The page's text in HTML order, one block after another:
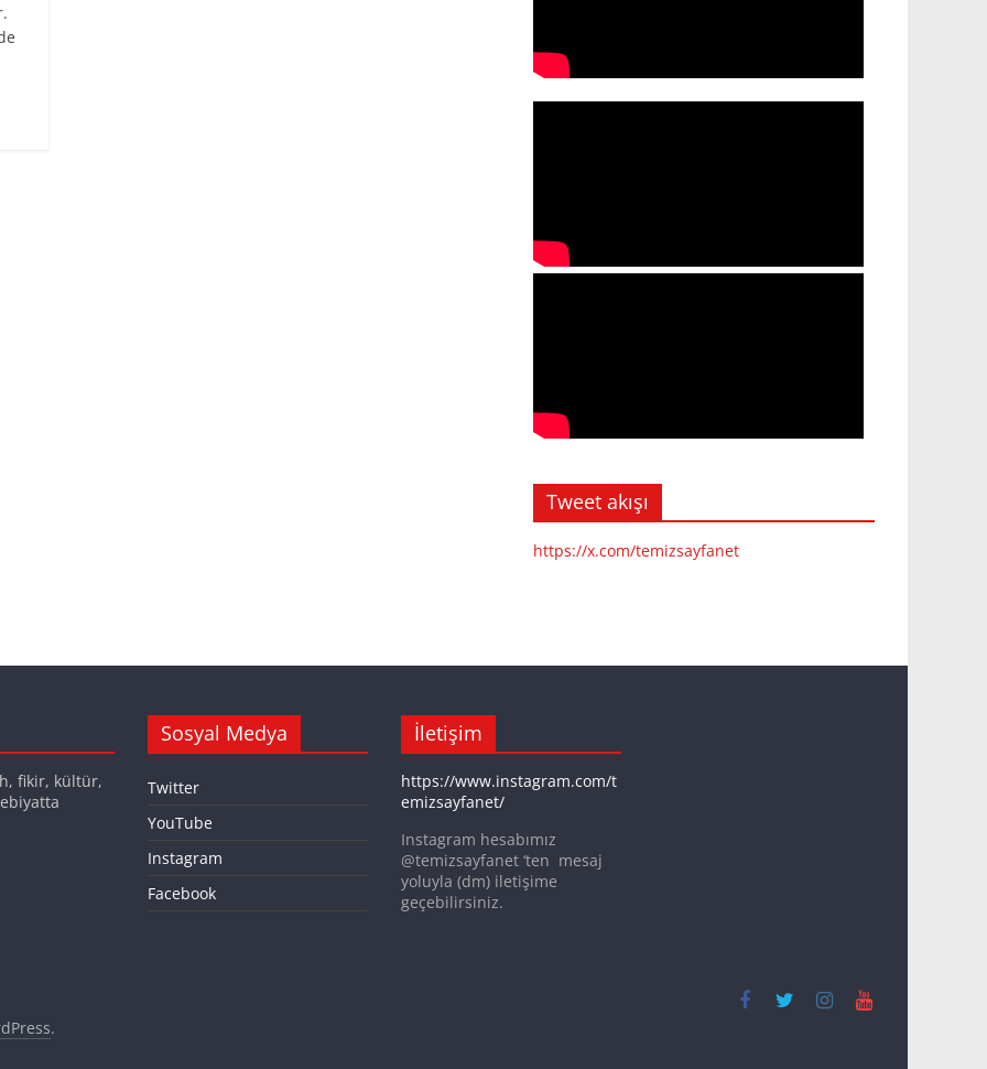
Tweet akışı
https://x.com/temizsayfanet
fikir, kültür,
Sosyal Medya
Twitter
YouTube
Instagram
Facebook
İletişim
https://www.instagram.com/t
emizsayfanet/
Instagram hesabımız
@temizsayfanet ‘ten mesaj
yoluyla (dm) iletişime
geçebilirsiniz.
.